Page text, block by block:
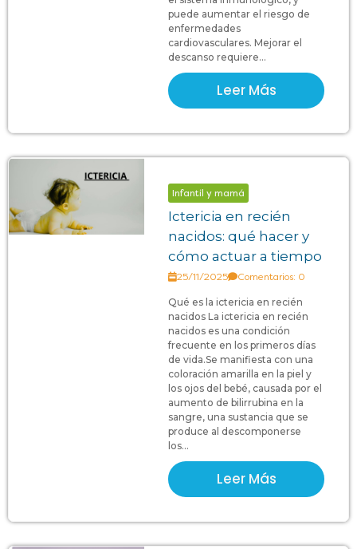
puede aumentar el riesgo de
enfermedades
cardiovasculares. Mejorar el
descanso requiere...
Leer Más
Infantil y mamá
Ictericia en recién
nacidos: qué hacer y
cómo actuar a tiempo
25/11/2025 Comentarios: 0
Qué es la ictericia en recién
nacidos La ictericia en recién
nacidos es una condición
frecuente en los primeros días
de vida.Se manifiesta con una
coloración amarilla en la piel y
los ojos del bebé, causada por el
aumento de bilirrubina en la
sangre, una sustancia que se
produce al descomponerse
los...
Leer Más